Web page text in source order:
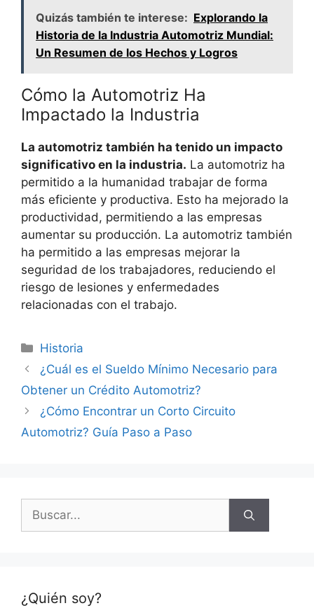
Quizás también te interese: Explorando la
Historia de la Industria Automotriz Mundial:
Un Resumen de los Hechos y Logros
Cómo la Automotriz Ha
Impactado la Industria
La automotriz también ha tenido un impacto
significativo en la industria. La automotriz ha
permitido a la humanidad trabajar de forma
más eficiente y productiva. Esto ha mejorado la
productividad, permitiendo a las empresas
aumentar su producción. La automotriz también
ha permitido a las empresas mejorar la
seguridad de los trabajadores, reduciendo el
riesgo de lesiones y enfermedades
relacionadas con el trabajo.
Categorías
Historia
¿Cuál es el Sueldo Mínimo Necesario para
Obtener un Crédito Automotriz?
¿Cómo Encontrar un Corto Circuito
Automotriz? Guía Paso a Paso
Buscar:
¿Quién soy?